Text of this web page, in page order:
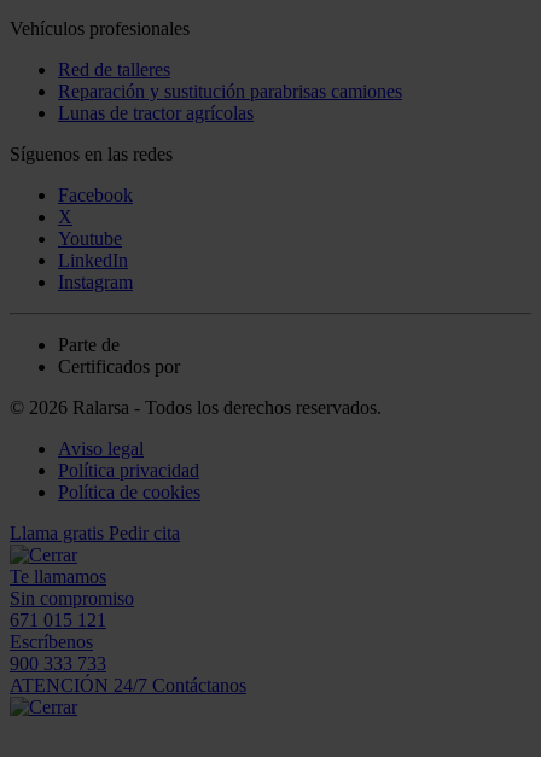
Vehículos profesionales
Red de talleres
Reparación y sustitución parabrisas camiones
Lunas de tractor agrícolas
Síguenos en las redes
Facebook
X
Youtube
LinkedIn
Instagram
Parte de
Certificados por
© 2026 Ralarsa - Todos los derechos reservados.
Aviso legal
Política privacidad
Política de cookies
Llama gratis Pedir cita
Te llamamos
Sin compromiso
671 015 121
Escríbenos
900 333 733
ATENCIÓN 24/7 Contáctanos